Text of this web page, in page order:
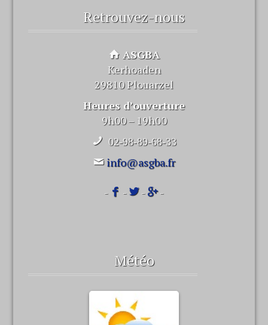
Retrouvez-nous
ASGBA
Kerhoaden
29810 Plouarzel
Heures d’ouverture
9h00 – 19h00
02-98-89-68-33
info@asgba.fr
- - - -
Météo